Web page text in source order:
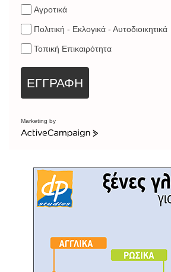
Αγροτικά
Πολιτική - Εκλογικά - Αυτοδιοικητικά
Τοπική Επικαιρότητα
ΕΓΓΡΑΦΗ
Marketing by